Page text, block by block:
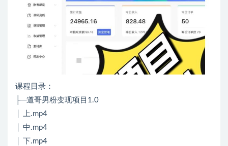
课程目录：
├─道哥男粉变现项目1.0
│ 上.mp4
│ 中.mp4
│ 下.mp4